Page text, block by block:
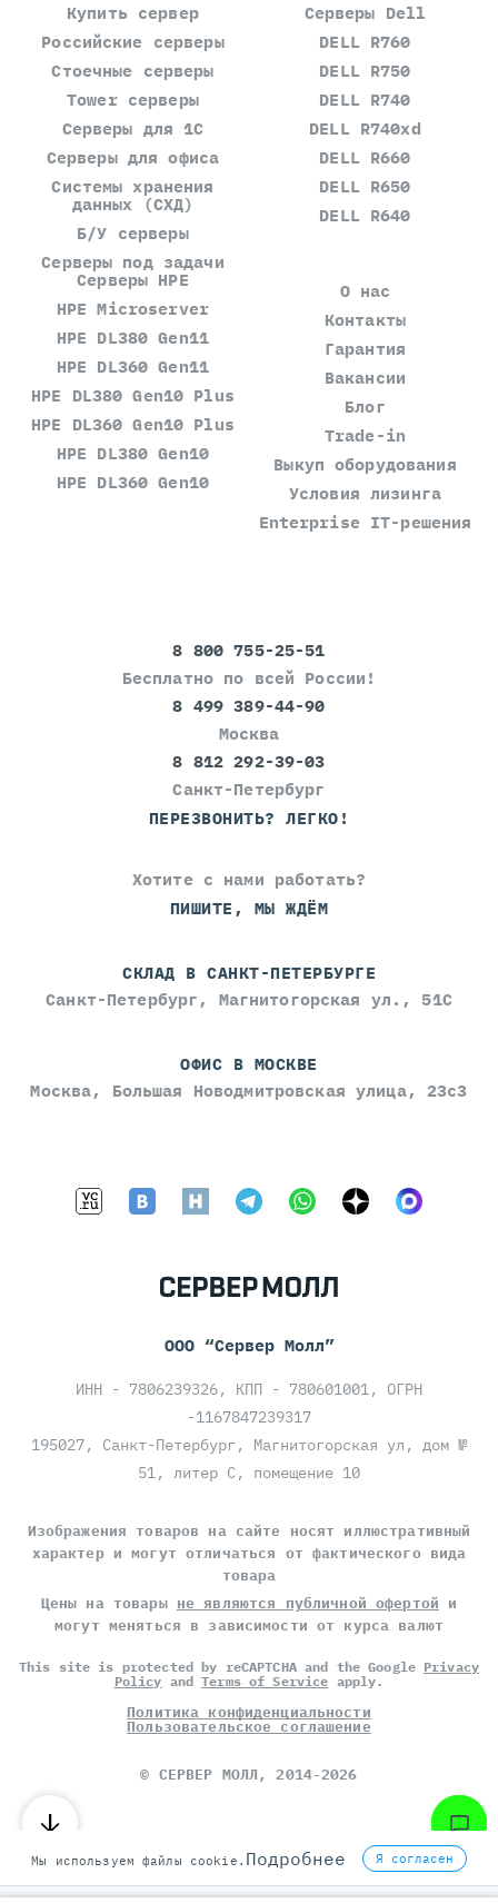
Купить сервер
Российские серверы
Стоечные серверы
Tower серверы
Серверы для 1С
Серверы для офиса
Системы хранения
данных (СХД)
Б/У серверы
Серверы под задачи
Серверы Dell
DELL R760
DELL R750
DELL R740
DELL R740xd
DELL R660
DELL R650
DELL R640
Серверы HPE
HPE Microserver
HPE DL380 Gen11
HPE DL360 Gen11
HPE DL380 Gen10 Plus
HPE DL360 Gen10 Plus
HPE DL380 Gen10
HPE DL360 Gen10
О нас
Контакты
Гарантия
Вакансии
Блог
Trade-in
Выкуп оборудования
Условия лизинга
Enterprise IT-решения
8 800 755-25-51
Бесплатно по всей России!
8 499 389-44-90
Москва
8 812 292-39-03
Санкт-Петербург
ПЕРЕЗВОНИТЬ? ЛЕГКО!
Хотите с нами работать?
ПИШИТЕ, МЫ ЖДЁМ
СКЛАД В САНКТ-ПЕТЕРБУРГЕ
Санкт-Петербург, Магнитогорская ул., 51С
ОФИС В МОСКВЕ
Москва, Большая Новодмитровская улица, 23с3
ООО “Сервер Молл”
ИНН - 7806239326, КПП - 780601001, ОГРН
-1167847239317
195027, Санкт-Петербург, Магнитогорская ул, дом №
51, литер С, помещение 10
Изображения товаров на сайте носят иллюстративный
характер и могут отличаться от фактического вида
товара
Цены на товары не являются публичной офертой и
могут меняться в зависимости от курса валют
This site is protected by reCAPTCHA and the Google Privacy
Policy andTerms of Service apply.
Политика конфиденциальности
Пользовательское соглашение
© СЕРВЕР МОЛЛ, 2014-2026
Мы используем файлы cookie. Подробнее Я согласен